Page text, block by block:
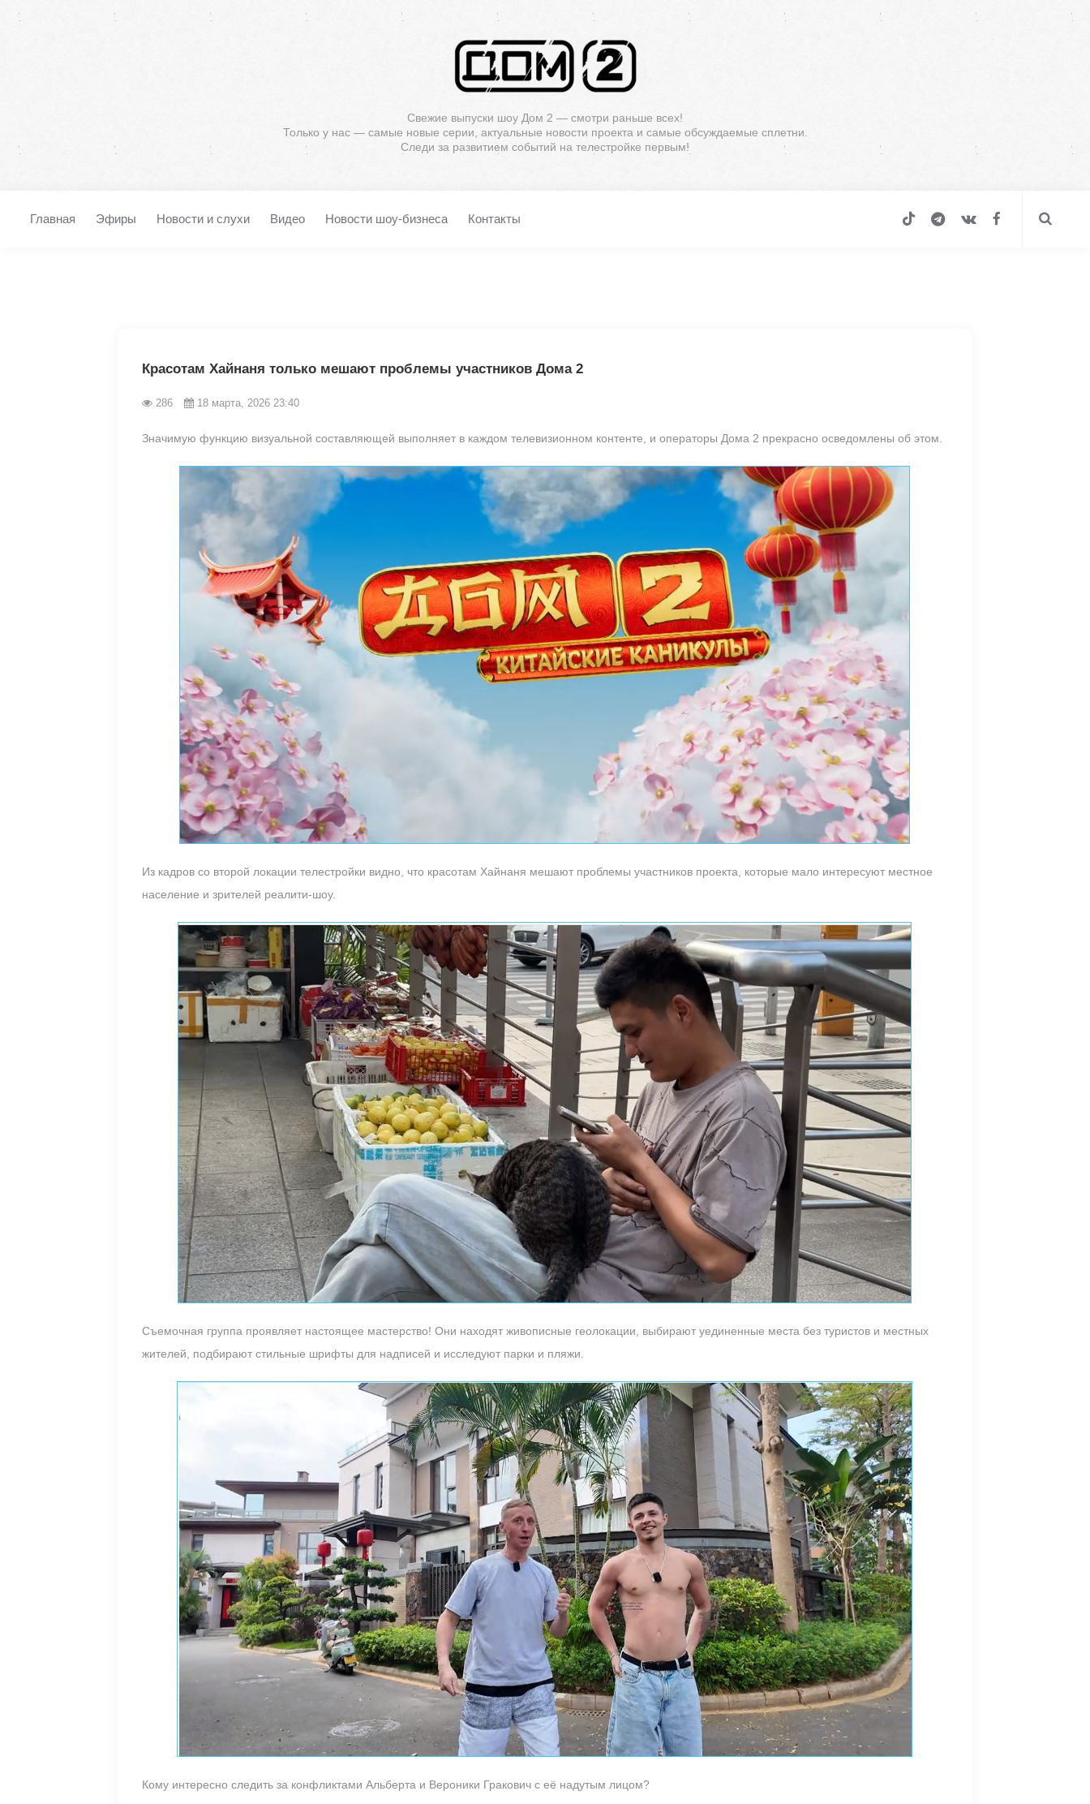
Свежие выпуски шоу Дом 2 — смотри раньше всех!
Только у нас — самые новые серии, актуальные новости проекта и самые обсуждаемые сплетни.
Следи за развитием событий на телестройке первым!
Главная Эфиры Новости и слухи Видео Новости шоу-бизнеса Контакты
Красотам Хайнаня только мешают проблемы участников Дома 2
286 18 марта, 2026 23:40
Значимую функцию визуальной составляющей выполняет в каждом телевизионном контенте, и операторы Дома 2 прекрасно осведомлены об этом.
Из кадров со второй локации телестройки видно, что красотам Хайнаня мешают проблемы участников проекта, которые мало интересуют местное
население и зрителей реалити-шоу.
Съемочная группа проявляет настоящее мастерство! Они находят живописные геолокации, выбирают уединенные места без туристов и местных
жителей, подбирают стильные шрифты для надписей и исследуют парки и пляжи.
Кому интересно следить за конфликтами Альберта и Вероники Гракович с её надутым лицом?